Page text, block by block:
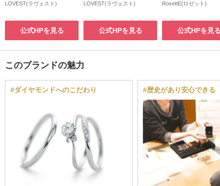
LOVEST(ラヴェスト)
公式HPを見る
LOVEST(ラヴェスト)
公式HPを見る
RosettE(ロゼット)
公式HPを見
このブランドの魅力
#ダイヤモンドへのこだわり #歴史があり安心できる